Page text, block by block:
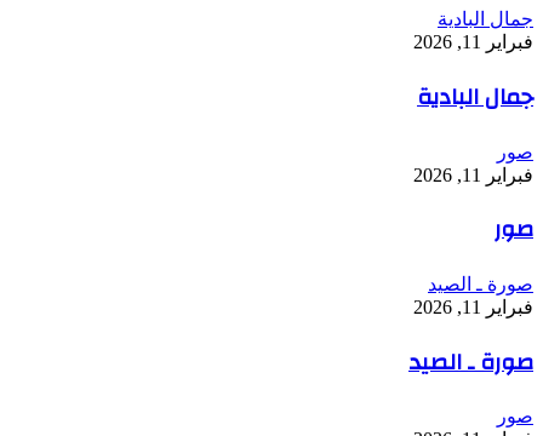
جمال البادية
فبراير 11, 2026
جمال البادية
صور
فبراير 11, 2026
صور
صورة ـ الصيد
فبراير 11, 2026
صورة ـ الصيد
صور